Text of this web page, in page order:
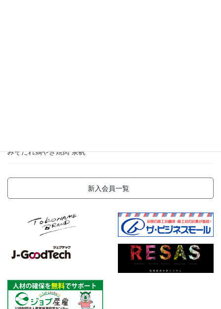
みそだれ鶏やき焼肉 泉帆
新入会員一覧